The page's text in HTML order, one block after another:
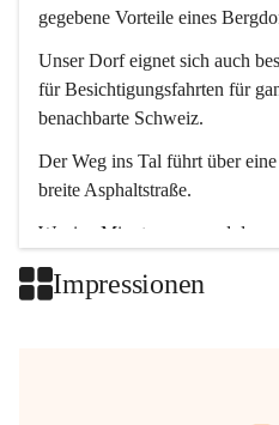
gegebene Vorteile eines
Unser Dorf eignet sich auch
für Besichtigungsfahrten für
benachbarte Schweiz.
Der Weg ins Tal führt über
breite Asphaltstraße.
Wenige Minuten nur, und das
Impressionen